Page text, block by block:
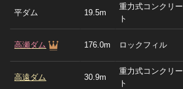
平ダム 19.5m
重力式コンクリー
ト
高瀬ダム 176.0m ロックフィル
高遠ダム 30.9m
重力式コンクリー
ト